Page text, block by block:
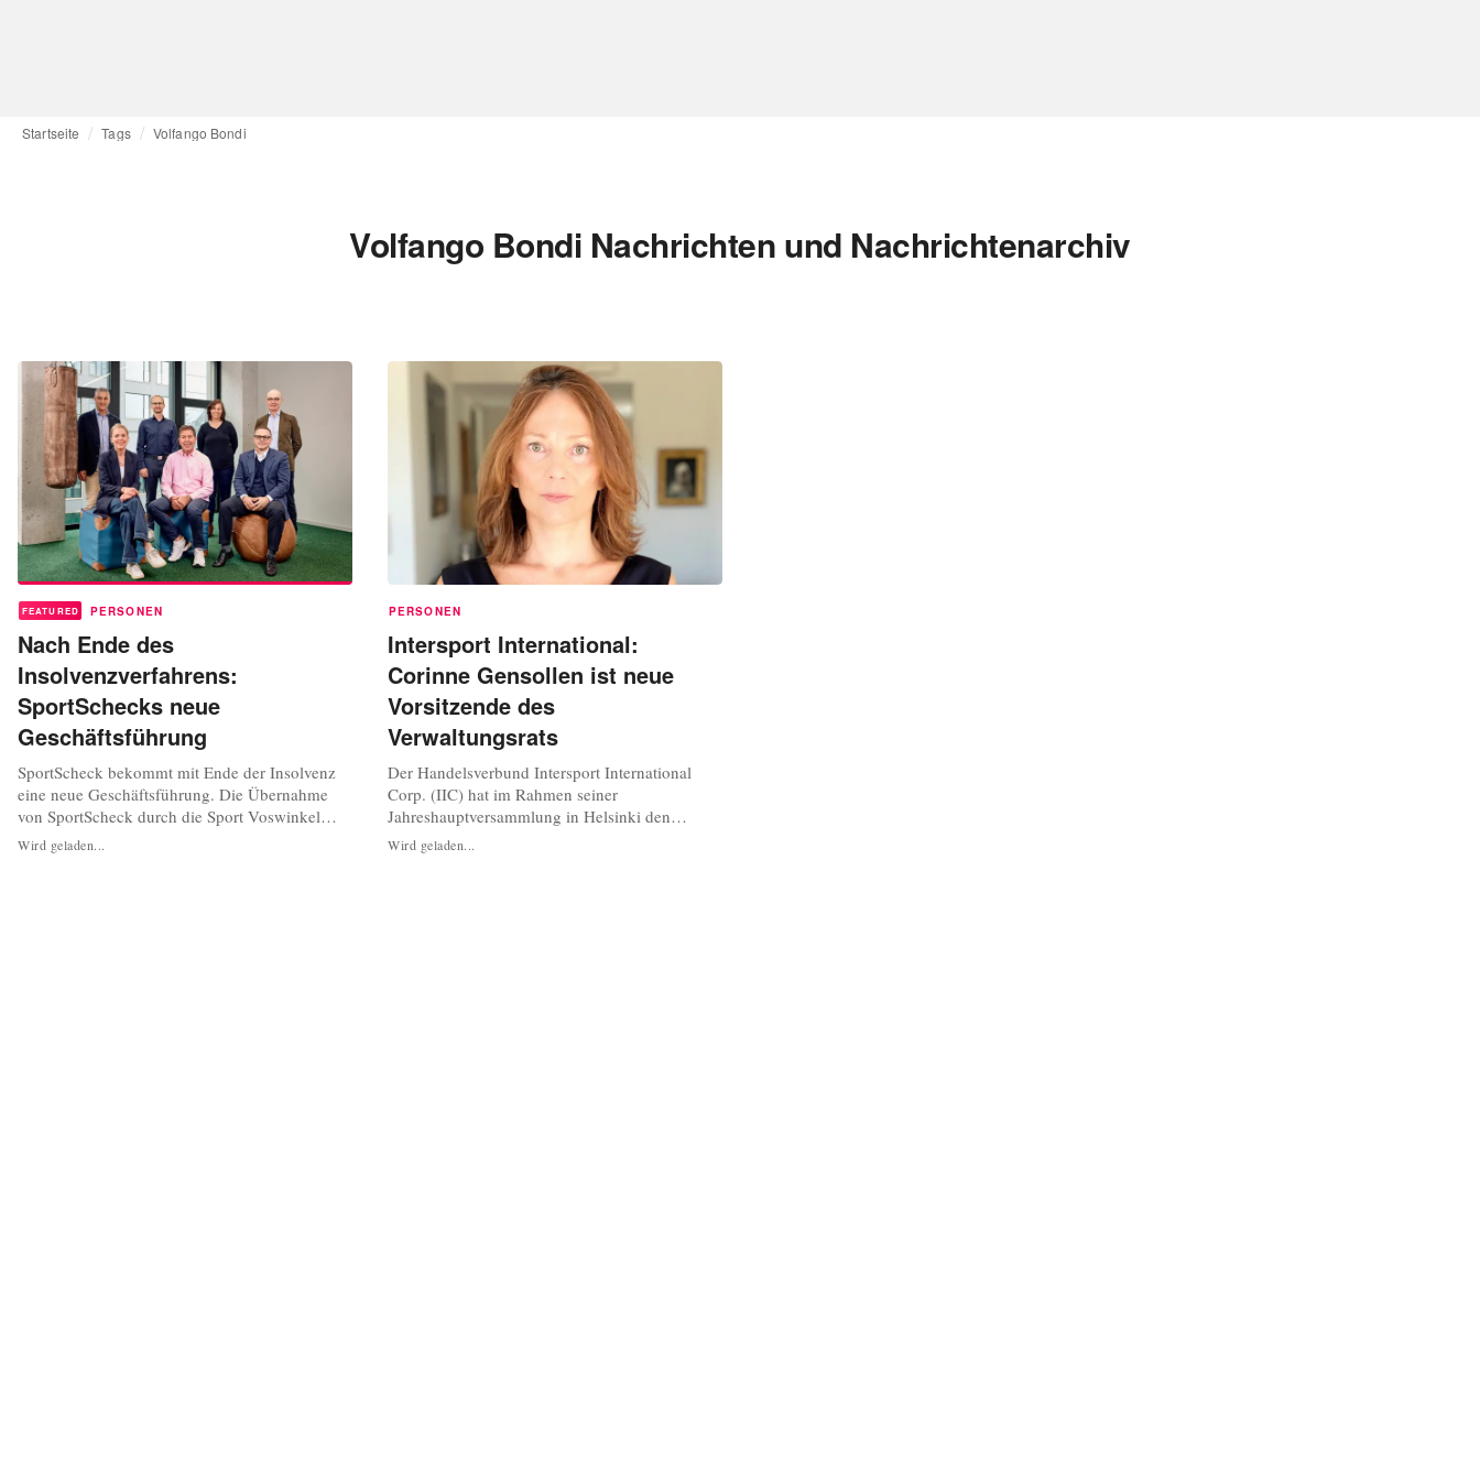
Startseite Tags Volfango Bondi
Volfango Bondi Nachrichten und Nachrichtenarchiv
FEATURED PERSONEN
Nach Ende des
Insolvenzverfahrens:
SportSchecks neue
Geschäftsführung
SportScheck bekommt mit Ende der Insolvenz
eine neue Geschäftsführung. Die Übernahme
von SportScheck durch die Sport Voswinkel
GmbH, eine Tochtergesellschaft des
italienischen Handelskonzerns Cisalfa Sport
Wird geladen...
PERSONEN
Intersport International:
Corinne Gensollen ist neue
Vorsitzende des
Verwaltungsrats
Der Handelsverbund Intersport International
Corp. (IIC) hat im Rahmen seiner
Jahreshauptversammlung in Helsinki den
Verwaltungsrat neu aufgestellt. Wie das
Unternehmen am Dienstag mitteilte, wurden
Wird geladen...